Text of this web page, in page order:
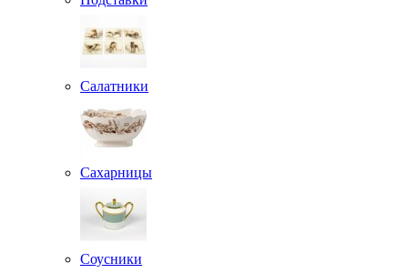
Салатники
Сахарницы
Соусники